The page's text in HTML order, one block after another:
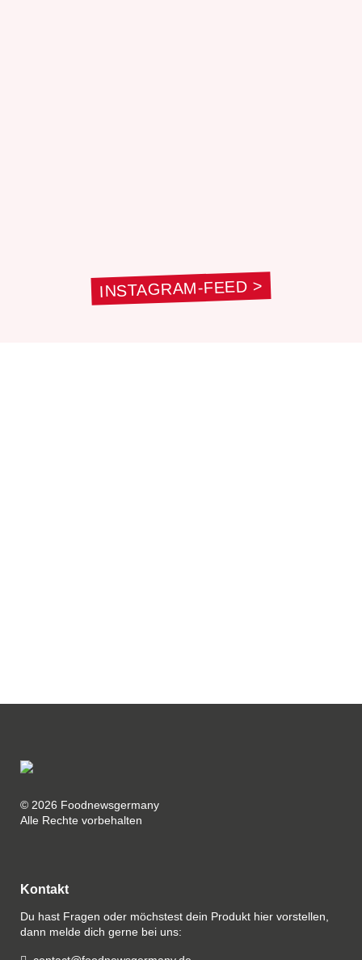
INSTAGRAM-FEED
© 2026 Foodnewsgermany
Alle Rechte vorbehalten
Kontakt
Du hast Fragen oder möchstest dein Produkt hier vorstellen,
dann melde dich gerne bei uns: